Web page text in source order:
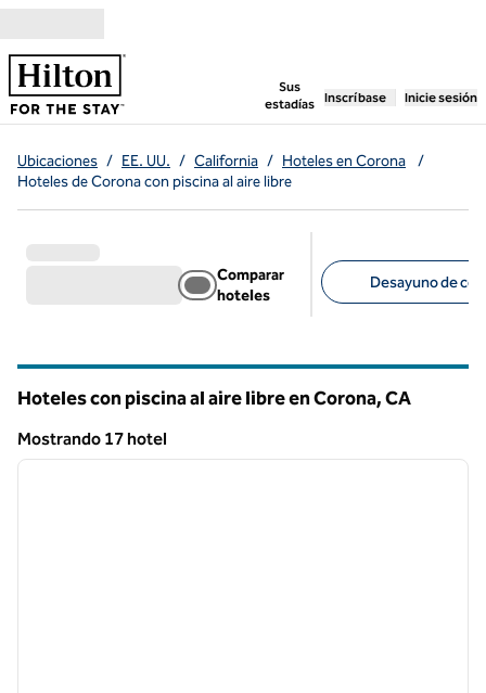
Sus
estadías
, abre una pestaña
Inscríbase Inicie sesión
Ubicaciones / EE. UU. / California / Hoteles en Corona
/
Hoteles de Corona con piscina al aire libre
Comparar
hoteles
Desayuno de
Hoteles con piscina al aire libre en Corona,CA
Mostrando 17 hotel
Mostrando 17 hotel
1 de 12